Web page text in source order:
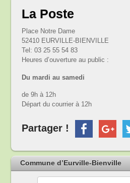
La Poste
Place Notre Dame
52410 EURVILLE-BIENVILLE
Tel: 03 25 55 54 83
Heures d’ouverture au public :
Du mardi au samedi
de 9h à 12h
Départ du courrier à 12h
Partager !
Commune d’Eurville-Bienville